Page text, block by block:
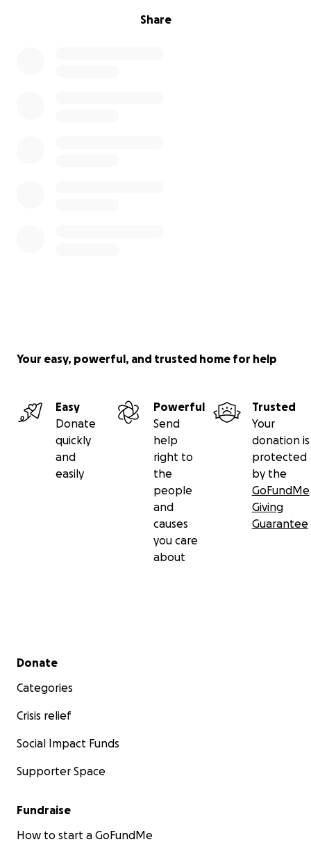
Share
Jeder Euro bringt mich diesem Ziel näher.
Your easy, powerful, and trusted home for help
Easy
Donate
quickly
and
easily
Powerful
Send
help
right to
the
people
and
causes
you care
about
Trusted
Your
donation is
protected
by the
GoFundMe
Giving
Guarantee
Secondary menu
Donate
Categories
Crisis relief
Social Impact Funds
Supporter Space
Fundraise
How to start a GoFundMe